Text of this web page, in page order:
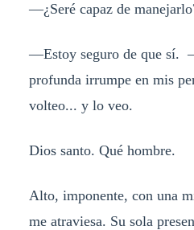
—¿Seré capaz de
—Estoy seguro de que sí.
profunda irrumpe en mis
volteo... y lo veo.
Dios santo. Qué hombre.
Alto, imponente, con una
me atraviesa. Su sola